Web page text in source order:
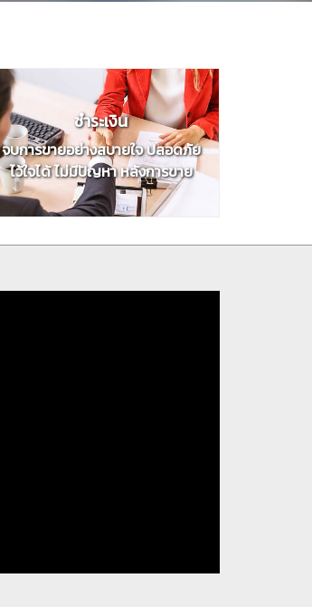
ชำระเงิน
จบการขายอย่างสบายใจ ปลอดภัย
ไว้ใจได้ ไม่มีปัญหา หลังการขาย